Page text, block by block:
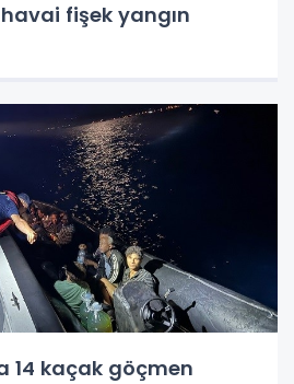
fişek yangın
14 kaçak göçmen